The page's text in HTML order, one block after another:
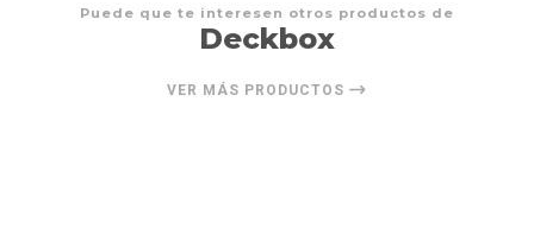
Puede que te interesen otros productos de
Deckbox
VER MÁS PRODUCTOS